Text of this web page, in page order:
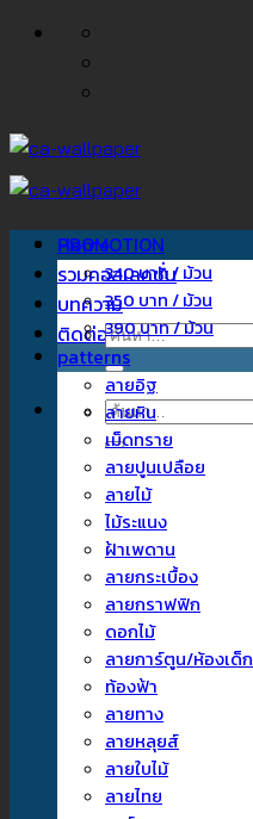
ข้าม
Home
รวมคอลเลคชั่น
บทความ
ติดต่อเรา
ค้นหา:
ค้นหา:
PROMOTION
340 บาท / ม้วน
350 บาท / ม้วน
390 บาท / ม้วน
patterns
ลายอิฐ
ลายหิน
เม็ดทราย
ลายปูนเปลือย
ลายไม้
ไม้ระแนง
ฝ้าเพดาน
ลายกระเบื้อง
ลายกราฟฟิก
ดอกไม้
ลายการ์ตูน/ห้องเด็ก
ท้องฟ้า
ลายทาง
ลายหลุยส์
ลายใบไม้
ลายไทย